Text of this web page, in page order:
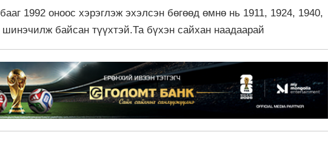
1992 оноос хэрэглэж эхэлсэн бөгөөд өмнө нь 1911, 1924, 1940,
байсан түүхтэй.Та бүхэн сайхан наадаарай